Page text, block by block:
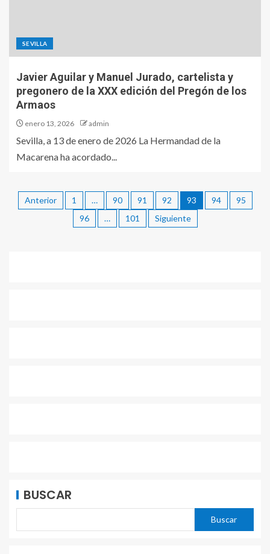
SEVILLA
Javier Aguilar y Manuel Jurado, cartelista y
pregonero de la XXX edición del Pregón de los
Armaos
enero 13, 2026 admin
Sevilla, a 13 de enero de 2026 La Hermandad de la
Macarena ha acordado...
Anterior 1 … 90 91 92 93 94
95
96
… 101 Siguiente
BUSCAR
Buscar